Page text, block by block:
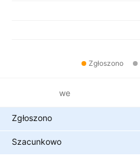
Zgłoszono
Metryki finansowe
Zgłoszono
Szacunkowo